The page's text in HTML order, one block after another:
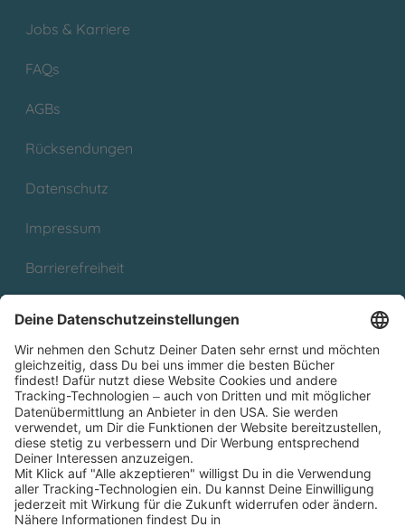
Jobs & Karriere
FAQs
AGBs
Rücksendungen
Datenschutz
Impressum
Barrierefreiheit
Partnerprogramm (Affiliate)
Folge uns auf
* Versandkostenfrei ab 9,00 € Bestellwert innerhalb